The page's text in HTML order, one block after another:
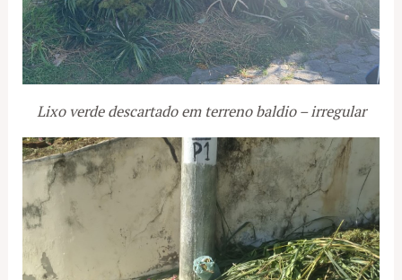
Lixo verde descartado em terreno baldio – irregular